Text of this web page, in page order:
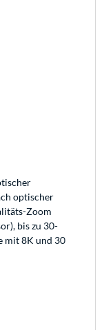
optischer
Zoom
bis zu 30-
mit 8K und 30